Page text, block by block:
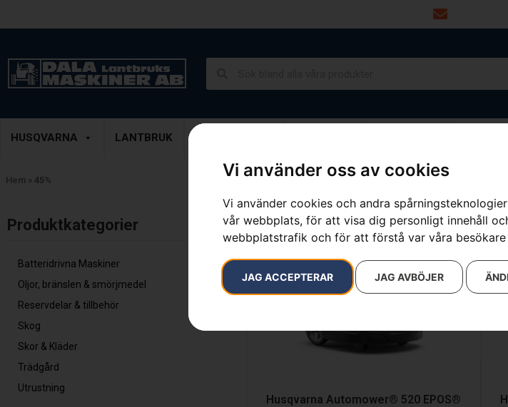
Vi använder oss av cookies
Vi använder cookies och andra
vår webbplats, för att visa dig personligt innehåll
webbplatstrafik och för att förstå var våra besökare
JAG ACCEPTERAR JAG AVBÖJER
HUSQVARNA LANTBRUK
Hem » 45%
Produktkategorier​
Batteridrivna Maskiner
Oljor, bränslen & smörjmedel
Reservdelar & tillbehör
Skog
Skor & Kläder
Trädgård
Utrustning
Visar alla 3 resultat
Husqvarna Automower® 520 EPOS®